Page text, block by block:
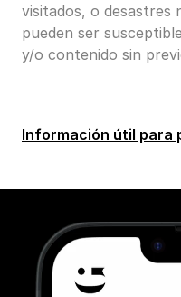
visitados, o desastres
pueden ser
y/o contenido sin
Información útil para